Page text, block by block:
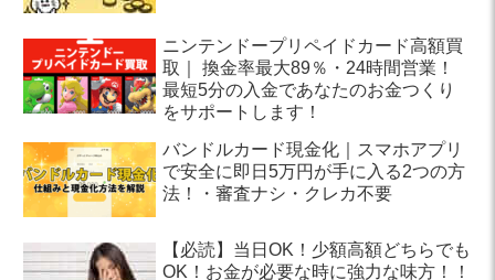
ニンテンドープリペイドカード高額買
取｜ 換金率最大89％・24時間営業！
最短5分の入金であなたのお金つくり
をサポートします！
バンドルカード現金化｜スマホアプリ
で安全に即日5万円が手に入る2つの方
法！・審査ナシ・クレカ不要
【必読】当日OK！少額高額どちらでも
OK！お金が必要な時に強力な味方！！